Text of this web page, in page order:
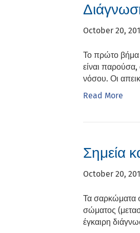
October 20,
Το πρώτο βήμα
είναι παρούσα,
νόσου. Οι
Read More
Σημεία
October 20,
Τα σαρκώματα
σώματος
έγκαιρη